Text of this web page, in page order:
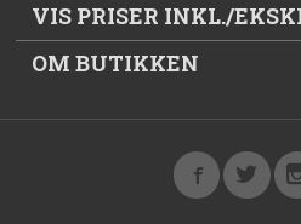
VIS PRISER INKL./
OM BUTIKKEN